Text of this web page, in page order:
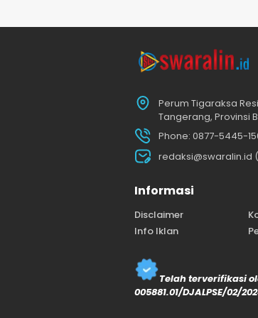
Perum Tigaraksa
Tangerang, Provinsi
Phone: 0877-5445-
redaksi@swaralin.id
Informasi
Disclaimer
Info Iklan
Telah terverifikasi
005881.01/DJALPSE/02/